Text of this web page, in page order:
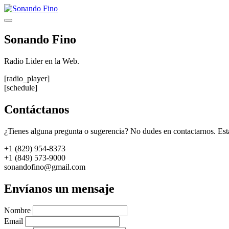
Saltar
al
Menú
Sonando Fino
Radio Lider en la Web.
[radio_player]
[schedule]
Contáctanos
¿Tienes alguna pregunta o sugerencia? No dudes en contactarnos.
+1 (829) 954-8373
+1 (849) 573-9000
sonandofino@gmail.com
Envíanos un mensaje
Nombre
Email